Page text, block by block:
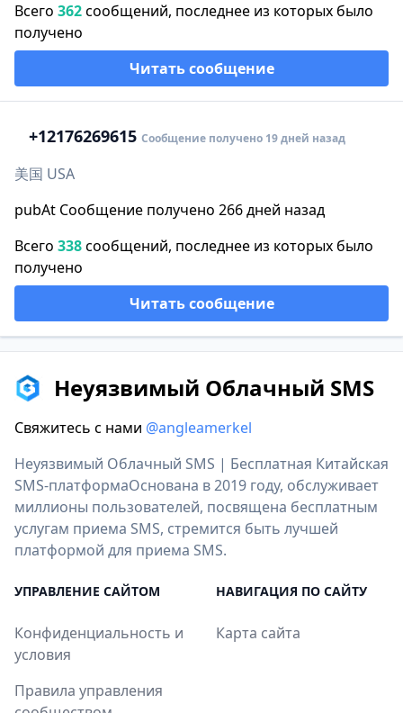
Всего 362сообщений, последнее из которых было
получено
Читать сообщение
+12176269615 Сообщение получено 19 дней назад
美国 USA
pubAt Сообщение получено 266 дней назад
Всего 338сообщений, последнее из которых было
получено
Читать сообщение
Неуязвимый Облачный SMS
Свяжитесь с нами @angleamerkel
Неуязвимый Облачный SMS | Бесплатная Китайская
SMS-платформаОснована в 2019 году, обслуживает
миллионы пользователей, посвящена бесплатным
услугам приема SMS, стремится быть лучшей
платформой для приема SMS.
УПРАВЛЕНИЕ САЙТОМ
Конфиденциальность и
условия
Правила управления
НАВИГАЦИЯ ПО САЙТУ
Карта сайта